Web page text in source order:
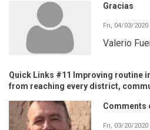
Gracias
Fri, 04/03/2020
Valerio
Quick Links #11 Improving routine
from reaching every district,
Comments
Fri, 03/20/2020